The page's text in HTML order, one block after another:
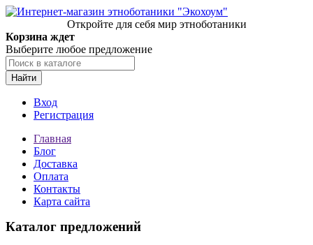
Откройте для себя мир этноботаники
Корзина ждет
Выберите любое предложение
Найти
Вход
Регистрация
Главная
Блог
Доставка
Оплата
Контакты
Карта сайта
Каталог предложений